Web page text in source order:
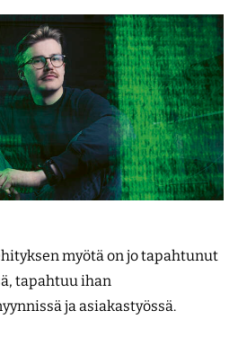
myötä on jo tapahtunut
tapahtuu ihan
ja asiakastyössä.